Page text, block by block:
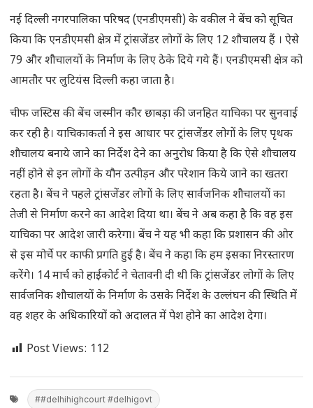
नई दिल्ली नगरपालिका परिषद (एनडीएमसी) के वकील ने बेंच को सूचित
किया कि एनडीएमसी क्षेत्र में ट्रांसजेंडर लोगों के लिए 12 शौचालय हैं । ऐसे
79 और शौचालयों के निर्माण के लिए ठेके दिये गये हैं। एनडीएमसी क्षेत्र को
आमतौर पर लुटियंस दिल्ली कहा जाता है।
चीफ जस्टिस की बेंच जस्मीन कौर छाबड़ा की जनहित याचिका पर सुनवाई
कर रही है। याचिकाकर्ता ने इस आधार पर ट्रांसजेंडर लोगों के लिए पृथक
शौचालय बनाये जाने का निर्देश देने का अनुरोध किया है कि ऐसे शौचालय
नहीं होने से इन लोगों के यौन उत्पीड़न और परेशान किये जाने का खतरा
रहता है। बेंच ने पहले ट्रांसजेंडर लोगों के लिए सार्वजनिक शौचालयों का
तेजी से निर्माण करने का आदेश दिया था। बेंच ने अब कहा है कि वह इस
याचिका पर आदेश जारी करेगा। बेंच ने यह भी कहा कि प्रशासन की ओर
से इस मोर्चे पर काफी प्रगति हुई है। बेंच ने कहा कि हम इसका निरस्तारण
करेंगे। 14 मार्च को हाईकोर्ट ने चेतावनी दी थी कि ट्रांसजेंडर लोगों के लिए
सार्वजनिक शौचालयों के निर्माण के उसके निर्देश के उल्लंघन की स्थिति में
वह शहर के अधिकारियों को अदालत में पेश होने का आदेश देगा।
Post Views: 112
##delhihighcourt #delhigovt